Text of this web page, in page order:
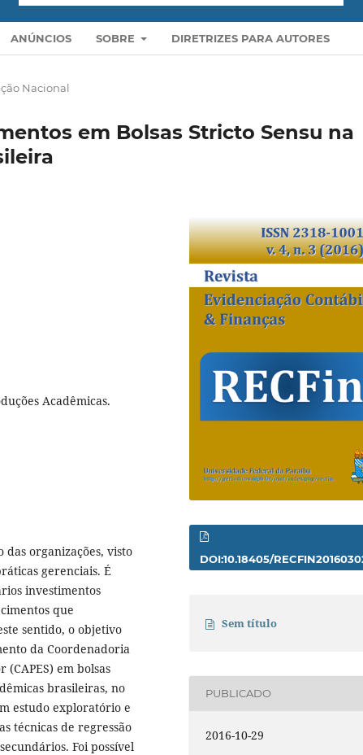
ANÚNCIOS SOBRE DIRETRIZES PARA AUTORES
Nacional
em Bolsas Stricto Sensu na
Acadêmicas.
organizações, visto
gerenciais. É
investimentos
que
sentido, o objetivo
da Coordenadoria
em bolsas
brasileiras, no
estudo exploratório e
técnicas de regressão
Foi possível
DOI:10.18405/
Sem título
PUBLICADO
2016-10-29